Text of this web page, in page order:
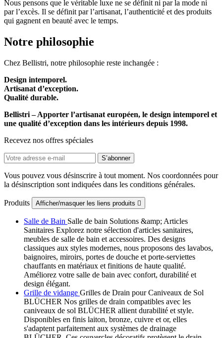
Nous pensons que le véritable luxe ne se définit ni par la mode ni
par l’excès. Il se définit par l’artisanat, l’authenticité et des produits
qui gagnent en beauté avec le temps.
Notre philosophie
Chez Bellistri, notre philosophie reste inchangée :
Design intemporel.
Artisanat d’exception.
Qualité durable.
Bellistri – Apporter l’artisanat européen, le design intemporel et
une qualité d’exception dans les intérieurs depuis 1998.
Recevez nos offres spéciales
Vous pouvez vous désinscrire à tout moment. Nos coordonnées pour
la désinscription sont indiquées dans les conditions générales.
Produits Afficher/masquer les liens produits 
Salle de Bain Salle de bain Solutions &amp; Articles
Sanitaires Explorez notre sélection d'articles sanitaires,
meubles de salle de bain et accessoires. Des designs
classiques aux styles modernes, nous proposons des lavabos,
baignoires, miroirs, portes de douche et porte-serviettes
chauffants en matériaux et finitions de haute qualité.
Améliorez votre salle de bain avec confort, durabilité et
design élégant.
Grille de vidange Grilles de Drain pour Caniveaux de Sol
BLÜCHER Nos grilles de drain compatibles avec les
caniveaux de sol BLÜCHER allient durabilité et style.
Disponibles en finis laiton, bronze, cuivre et or, elles
s'adaptent parfaitement aux systèmes de drainage